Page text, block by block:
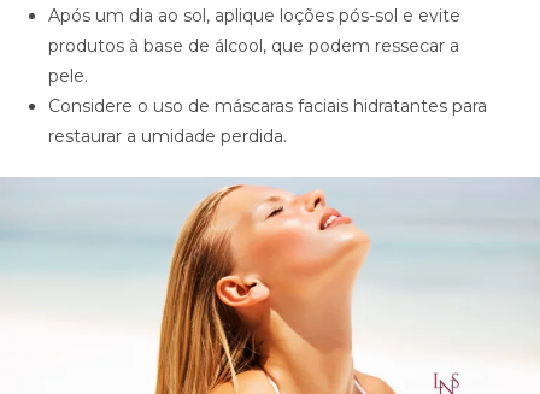
Após um dia ao sol, aplique loções pós-sol e evite
produtos à base de álcool, que podem ressecar a
pele.
Considere o uso de máscaras faciais hidratantes para
restaurar a umidade perdida.